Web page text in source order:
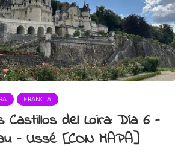
FRANCIA
del Loira: Día 6 –
– Ussé [CON MAPA]